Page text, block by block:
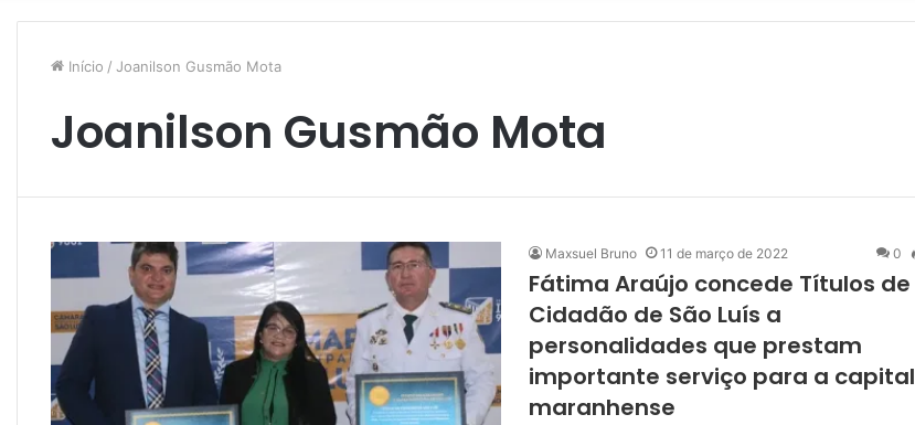
Início / Joanilson Gusmão Mota
Joanilson Gusmão Mota
Maxsuel Bruno 11 de março de 2022 0
Fátima Araújo concede Títulos de
Cidadão de São Luís a
personalidades que prestam
importante serviço para a capital
maranhense